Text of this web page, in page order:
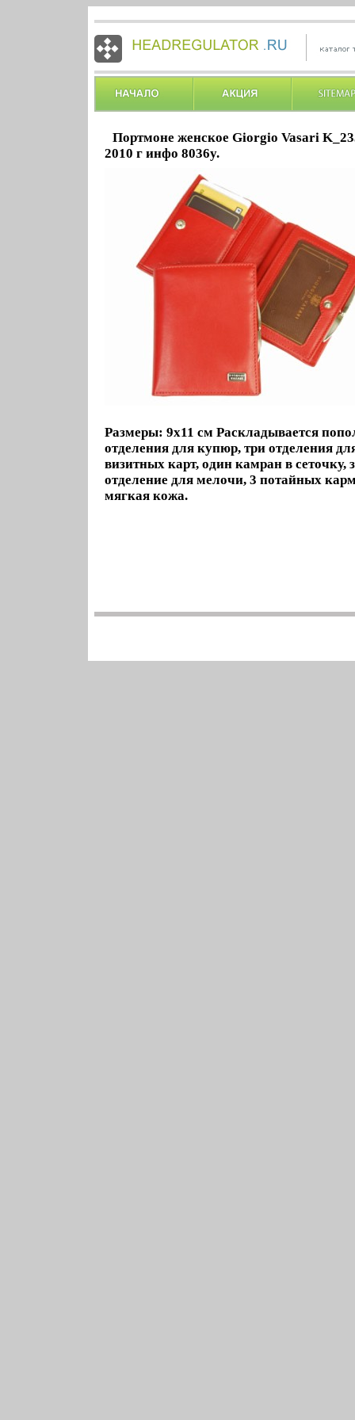
Портмоне женское Giorgio Vasari
2010 г инфо 8036y.
Размеры: 9х11 см Раскладывается
отделения для купюр, три отделения
визитных карт, один камран в
отделение для мелочи, 3 потайных
мягкая кожа.